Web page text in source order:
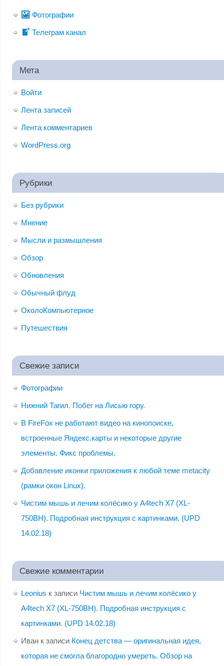
Фотографии
Телеграм канал
Мета
Войти
Лента записей
Лента комментариев
WordPress.org
Рубрики
Без рубрики
Мнение
Мысли и размышления
Обзор
Обновления
Обычный флуд
ОколоКомпьютерное
Путешествия
Свежие записи
Фотографии
Нижний Тагил. Побег на Лисью гору.
В FireFox не работают видео на кинопоиске,
встроенные Яндекс.карты и некоторые другие
элементы. Фикс проблемы.
Добавление иконки приложения к любой теме metacity
(рамки окон Linux).
Чистим мышь и лечим колёсико у A4tech X7 (XL-
750BH). Подробная инструкция с картинками. (UPD
14.02.18)
Свежие комментарии
Leonius к записи Чистим мышь и лечим колёсико у
A4tech X7 (XL-750BH). Подробная инструкция с
картинками. (UPD 14.02.18)
Иванк записи Конец детства — оригинальная идея,
которая не смогла благородно умереть. Обзор на